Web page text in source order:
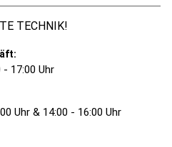
TECHNIK!
17:00 Uhr
Uhr & 14:00 - 16:00 Uhr